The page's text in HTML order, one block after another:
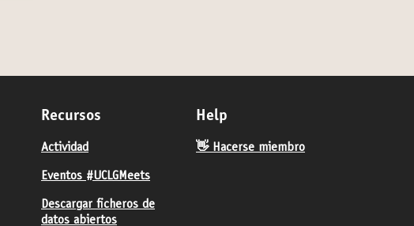
Recursos
Actividad
Eventos #UCLGMeets
Descargar ficheros de
datos abiertos
Help
👋 Hacerse miembro